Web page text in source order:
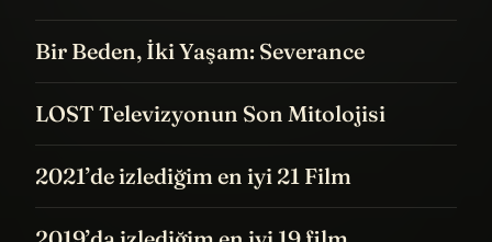
Bir Beden, İki Yaşam: Severance
LOST Televizyonun Son Mitolojisi
2021’de izlediğim en iyi 21 Film